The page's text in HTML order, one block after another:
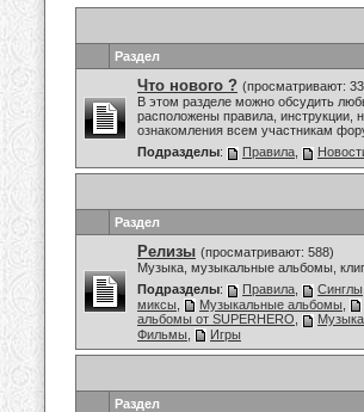
Раздел
Что нового ? (просматривают:
В этом разделе можно обсудить
расположены правила, инструкции,
ознакомления всем участникам
Подразделы: Правила
Раздел
Релизы (просматривают: 588)
Музыка, музыкальные альбомы,
Подразделы: Правила Синглы
миксы
Музыкальные альбомы
альбомы от SUPERHERO
Фильмы
Игры
Раздел